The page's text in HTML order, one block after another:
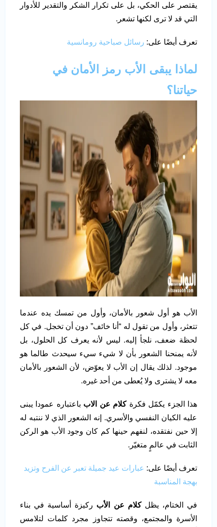
يقتصر على الحكي، بل على تكرار الشكر والتقدير للأدوار
التي قد لا ترى لكنها تشعر.
تعرف أيضًا على: رسائل صباحية رومانسية
لماذا يبقى الأب رمز الأمان في
حياتنا؟
الأب هو أول شعور بالأمان، وأول من تمسك يده عندما
تتعثر، وأول من تقول له “أنا خائف” دون أن تخجل. في كل
لحظة ضعف، نلجأ إليه. ليس لأنه يعرف كل الحلول، بل
لأنه يمنحنا الشعور بأن لا شيء سيء سيحدث طالما هو
موجود. لذلك يقال إن الأب لا يعوّض، لأن الشعور بالأمان
معه لا يشترى ولا يُعطى من أحد غيره.
هذا الجزء يكمّل فكرةكلام عن الاب باعتباره عمودا يبنى
عليه الكيان النفسي والأسري. إنه الشعور الذي لا ننتبه له
إلا حين نفتقده، لنفهم حينها كم كان وجود الأب هو الركن
الثابت في عالمٍ متغيّر.
تعرف أيضًا على: عبارات عيد جميلة تعبر عن الفرح وتزيد
بهجة المناسبة
في الختام، يظلكلام عن الأب ركيزة أساسية في بناء
الأسرة والمجتمع، وقصته تتجاوز مجرد كلمات لتلامس